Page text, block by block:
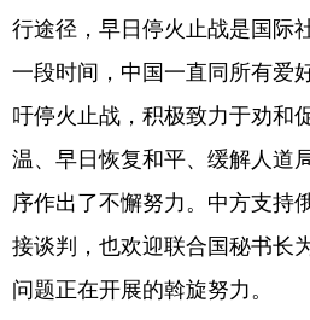
行途径，早日停火止战是国际
一段时间，中国一直同所有爱
吁停火止战，积极致力于劝和
温、早日恢复和平、缓解人道
序作出了不懈努力。中方支持
接谈判，也欢迎联合国秘书长
问题正在开展的斡旋努力。